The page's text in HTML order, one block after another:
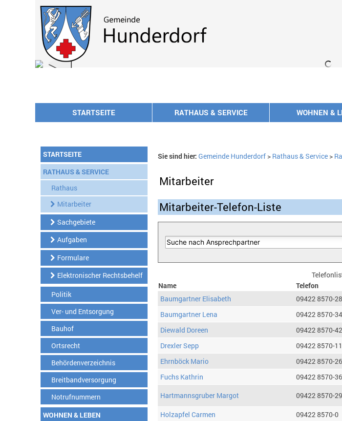
zur Navigationoder
STARTSEITE RATHAUS & SERVICE WOHNEN &
STARTSEITE
RATHAUS & SERVICE
Rathaus
Mitarbeiter
Sachgebiete
Aufgaben
Formulare
Elektronischer Rechtsbehelf
Politik
Ver- und Entsorgung
Bauhof
Ortsrecht
Behördenverzeichnis
Breitbandversorgung
Notrufnummern
WOHNEN & LEBEN
Sie sind hier: Gemeinde Hunderdorf> Rathaus & Service>
Mitarbeiter
Mitarbeiter-Telefon-Liste
Name
Telefon
Baumgartner Elisabeth
09422 8570-28
Baumgartner Lena
09422 8570-34
Diewald Doreen
09422 8570-42
Drexler Sepp
09422 8570-11
Ehrnböck Mario
09422 8570-26
Fuchs Kathrin
09422 8570-36
Hartmannsgruber Margot
09422 8570-29
Holzapfel Carmen
09422 8570-0